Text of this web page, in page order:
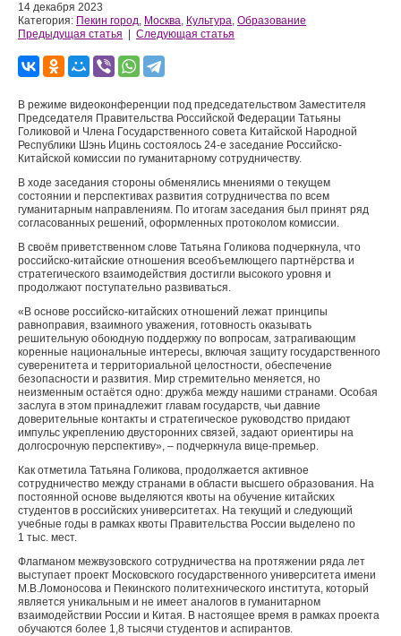
14 декабря 2023
Категория: Пекин город, Москва, Культура, Образование
Предыдущая статья
Следующая статья
В режиме видеоконференции под председательством Заместителя
Председателя Правительства Российской Федерации Татьяны
Голиковой и Члена Государственного совета Китайской Народной
Республики Шэнь Ицинь состоялось 24-е заседание Российско-
Китайской комиссии по гуманитарному сотрудничеству.
В ходе заседания стороны обменялись мнениями о текущем
состоянии и перспективах развития сотрудничества по всем
гуманитарным направлениям. По итогам заседания был принят ряд
согласованных решений, оформленных протоколом комиссии.
В своём приветственном слове Татьяна Голикова подчеркнула, что
российско-китайские отношения всеобъемлющего партнёрства и
стратегического взаимодействия достигли высокого уровня и
продолжают поступательно развиваться.
«В основе российско-китайских отношений лежат принципы
равноправия, взаимного уважения, готовность оказывать
решительную обоюдную поддержку по вопросам, затрагивающим
коренные национальные интересы, включая защиту государственного
суверенитета и территориальной целостности, обеспечение
безопасности и развития. Мир стремительно меняется, но
неизменным остаётся одно: дружба между нашими странами. Особая
заслуга в этом принадлежит главам государств, чьи давние
доверительные контакты и стратегическое руководство придают
импульс укреплению двусторонних связей, задают ориентиры на
долгосрочную перспективу», – подчеркнула вице-премьер.
Как отметила Татьяна Голикова, продолжается активное
сотрудничество между странами в области высшего образования. На
постоянной основе выделяются квоты на обучение китайских
студентов в российских университетах. На текущий и следующий
учебные годы в рамках квоты Правительства России выделено по
1 тыс. мест.
Флагманом межвузовского сотрудничества на протяжении ряда лет
выступает проект Московского государственного университета имени
М.В.Ломоносова и Пекинского политехнического института, который
является уникальным и не имеет аналогов в гуманитарном
взаимодействии России и Китая. В настоящее время в рамках проекта
обучаются более 1,8 тысячи студентов и аспирантов.